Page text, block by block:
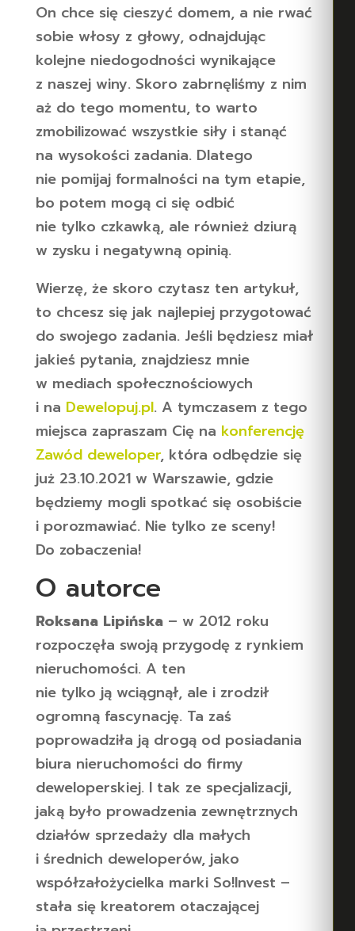
On chce się cieszyć domem, a nie rwać
sobie włosy z głowy, odnajdując
kolejne niedogodności wynikające
z naszej winy. Skoro zabrnęliśmy z nim
aż do tego momentu, to warto
zmobilizować wszystkie siły i stanąć
na wysokości zadania. Dlatego
nie pomijaj formalności na tym etapie,
bo potem mogą ci się odbić
nie tylko czkawką, ale również dziurą
w zysku i negatywną opinią.
Wierzę, że skoro czytasz ten artykuł,
to chcesz się jak najlepiej przygotować
do swojego zadania. Jeśli będziesz miał
jakieś pytania, znajdziesz mnie
w mediach społecznościowych
i na Dewelopuj.pl. A tymczasem z tego
miejsca zapraszam Cię na konferencję
Zawód deweloper, która odbędzie się
już 23.10.2021 w Warszawie, gdzie
będziemy mogli spotkać się osobiście
i porozmawiać. Nie tylko ze sceny!
Do zobaczenia!
O autorce
Roksana Lipińska– w 2012 roku
rozpoczęła swoją przygodę z rynkiem
nieruchomości. A ten
nie tylko ją wciągnął, ale i zrodził
ogromną fascynację. Ta zaś
poprowadziła ją drogą od posiadania
biura nieruchomości do firmy
deweloperskiej. I tak ze specjalizacji,
jaką było prowadzenia zewnętrznych
działów sprzedaży dla małych
i średnich deweloperów, jako
współzałożycielka marki So!Invest –
stała się kreatorem otaczającej